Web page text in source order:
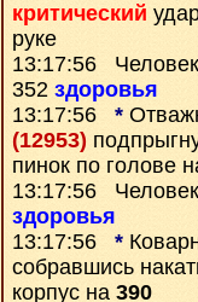
критический
руке
13:17:56 Человек
352 здоровья
13:17:56 *
(12953)
пинок по голове
13:17:56 Человек
здоровья
13:17:56 *
собравшись
корпус на 390